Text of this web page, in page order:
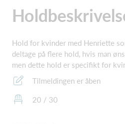
Hold for kvinder med Henriette
deltage på flere hold, hvis man
men dette hold er specifikt for
Tilmeldingen er åben
20 / 30